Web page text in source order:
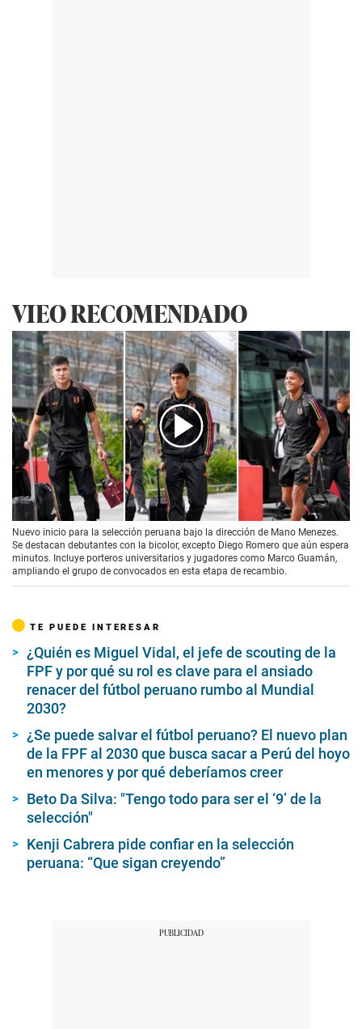
VIEO RECOMENDADO
00:00 / 01:18
Nuevo inicio para la selección peruana bajo la dirección de Mano Menezes.
Se destacan debutantes con la bicolor, excepto Diego Romero que aún espera
minutos. Incluye porteros universitarios y jugadores como Marco Guamán,
ampliando el grupo de convocados en esta etapa de recambio.
TE PUEDE INTERESAR
¿Quién es Miguel Vidal, el jefe de scouting de la
FPF y por qué su rol es clave para el ansiado
renacer del fútbol peruano rumbo al Mundial
2030?
¿Se puede salvar el fútbol peruano? El nuevo plan
de la FPF al 2030 que busca sacar a Perú del hoyo
en menores y por qué deberíamos creer
Beto Da Silva: "Tengo todo para ser el ‘9’ de la
selección"
Kenji Cabrera pide confiar en la selección
peruana: “Que sigan creyendo”